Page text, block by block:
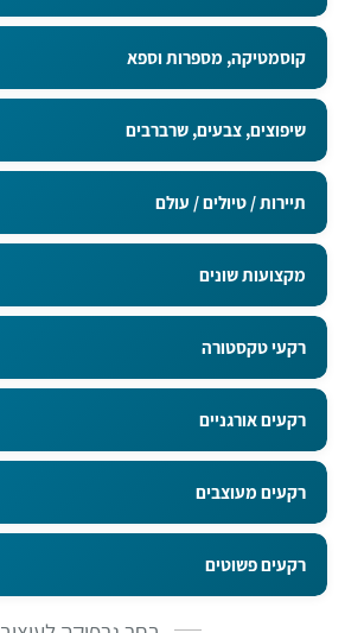
קוסמטיקה, מספרות וספא
שיפוצים, צבעים, שרברבים
תיירות / טיולים / עולם
מקצועות שונים
רקעי טקסטורה
רקעים אורגניים
רקעים מעוצבים
רקעים פשוטים